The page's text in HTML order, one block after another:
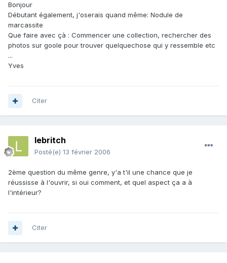
Bonjour
Débutant également, j'oserais quand même: Nodule de
marcassite
Que faire avec çà : Commencer une collection, rechercher des
photos sur goole pour trouver quelquechose qui y ressemble etc
...
Yves
Citer
lebritch
Posté(e) 13 février 2006
2ème question du même genre, y'a t'il une chance que je
réussisse à l'ouvrir, si oui comment, et quel aspect ça a à
l'intérieur?
Citer